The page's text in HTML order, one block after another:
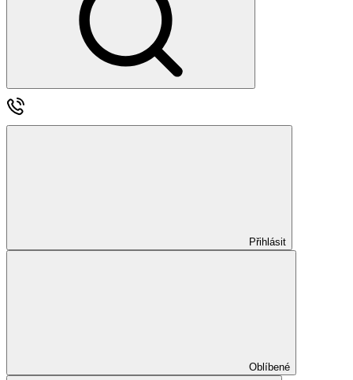
Přihlásit
Oblíbené